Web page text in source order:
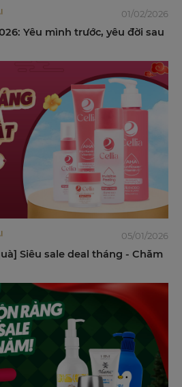
01/02/2026
Yêu mình trước, yêu đời sau
05/01/2026